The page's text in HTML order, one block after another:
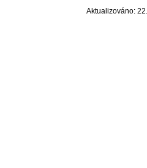
Aktualizováno: